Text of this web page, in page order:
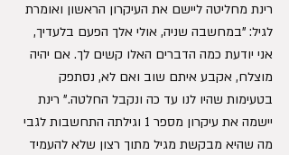
רינת מחליטה ליישם את העיקרון הראשון ואומרת
לגיל: "במחשבה שניה, אולי אלך הפעם בלעדיך,
אני יודעת כמה הדברים האלו קשים לך. אם יהיה
מוצלח, אקבע איתם שוב ואם לא, נסתפק
בטעימות שהיו לנו עד כה ונקבל החלטה." רינת
יישמה את עיקרון מספר 1 וגילתה התחשבות לגבי
מה שהיא מבקשת מגיל מתוך רצון שלא להעמיד